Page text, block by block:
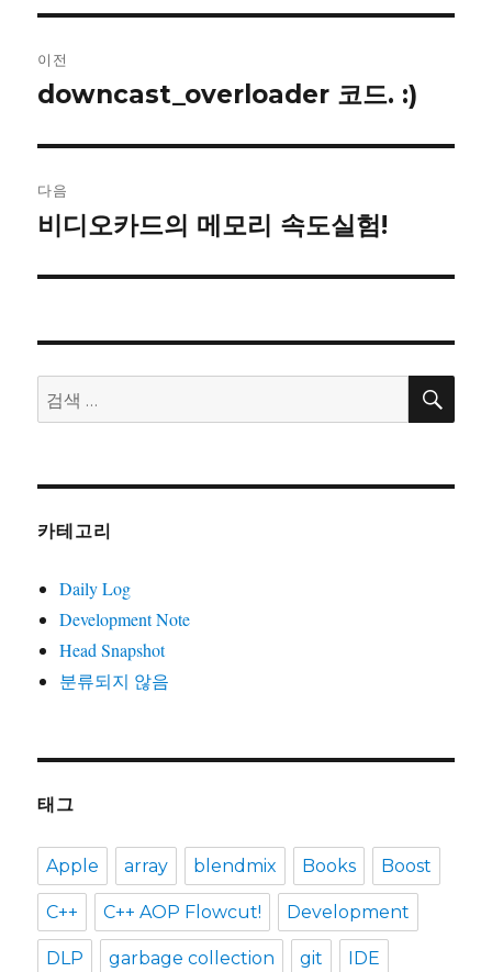
내
게
이
션
이전
이
글:
downcast_overloader 코드. :)
다음
다
글:
비디오카드의 메모리 속도실험!
검
색:
검
카테고리
Daily Log
Development Note
Head Snapshot
분류되지 않음
태그
Apple array blendmix Books Boost
C++ C++ AOP Flowcut! Development
DLP garbage collection git IDE